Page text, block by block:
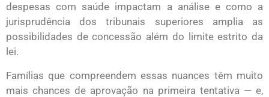
despesas com saúde impactam a análise e como a
jurisprudência dos tribunais superiores amplia as
possibilidades de concessão além do limite estrito da
lei.
Famílias que compreendem essas nuances têm muito
mais chances de aprovação na primeira tentativa — e,